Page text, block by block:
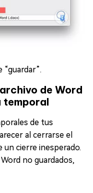
de Word
temporal
de tus
al cerrarse el
cierre inesperado.
no guardados,